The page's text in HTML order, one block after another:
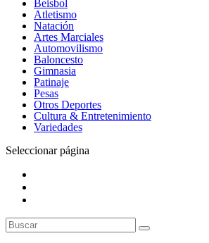
Beisbol
Atletismo
Natación
Artes Marciales
Automovilismo
Baloncesto
Gimnasia
Patinaje
Pesas
Otros Deportes
Cultura & Entretenimiento
Variedades
Seleccionar página